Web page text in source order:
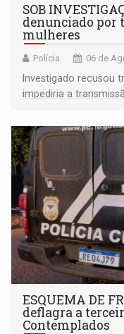
SOB
denunciado
mulheres
Polícia 06 de
Investigado recusou
impediria a
ESQUEMA DE
deflagra a
Contemplados